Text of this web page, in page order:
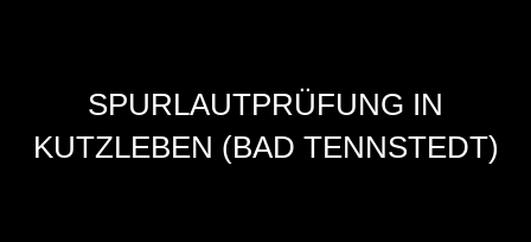
SPURLAUTPRÜFUNG IN
KUTZLEBEN (BAD TENNSTEDT)